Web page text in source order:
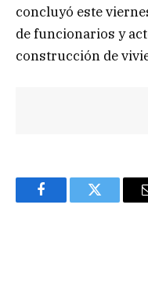
concluyó este
de funcionarios y
construcción de
FacebookTwitter